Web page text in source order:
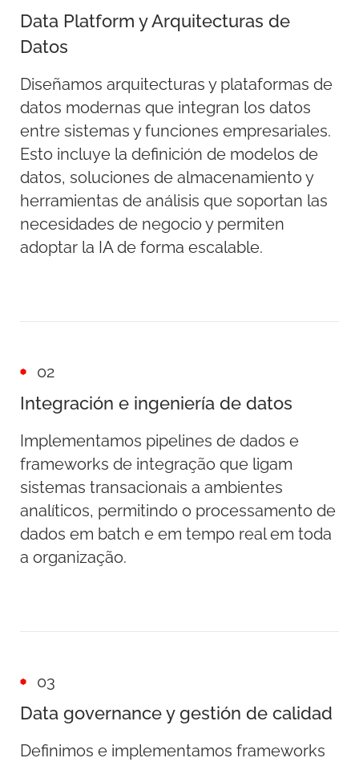
Data Platform y Arquitecturas de
Datos
Diseñamos arquitecturas y plataformas de
datos modernas que integran los datos
entre sistemas y funciones empresariales.
Esto incluye la definición de modelos de
datos, soluciones de almacenamiento y
herramientas de análisis que soportan las
necesidades de negocio y permiten
adoptar la IA de forma escalable.
02
Integración e ingeniería de datos
Implementamos pipelines de dados e
frameworks de integração que ligam
sistemas transacionais a ambientes
analíticos, permitindo o processamento de
dados em batch e em tempo real em toda
a organização.
03
Data governance y gestión de calidad
Definimos e implementamos frameworks